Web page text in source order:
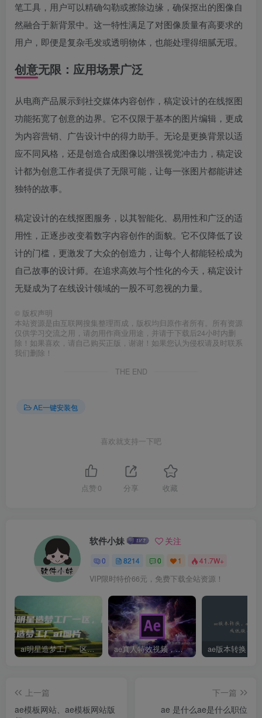
笔工具，用户可以精确勾勒或擦除边缘，确保抠出的图像自
然融合于新背景中。这一特性满足了对图像质量有高要求的
用户，即便是复杂毛发或透明物体，也能处理得细腻无瑕。
创意无限：应用场景广泛
从电商产品展示到社交媒体内容创作，稿定设计的在线抠图
功能拓宽了创意的边界。它不仅限于基本的图片编辑，更成
为内容营销、广告设计中的得力助手。无论是更换背景以适
应不同风格，还是创造合成图像以增强视觉冲击力，稿定设
计都为创意工作者提供了无限可能，让每一张图片都能讲述
独特的故事。
稿定设计的在线抠图服务，以其智能化、易用性和广泛的适
用性，正逐步改变着数字内容创作的面貌。它不仅降低了设
计的门槛，更激发了大众的创造力，让每个人都能轻松成为
自己故事的设计师。在追求高效与个性化的今天，稿定设计
无疑成为了在线设计领域的一股不可忽视的力量。
© 版权声明
本站资源是由互联网搜集整理而成，版权均归原作者所有。所有资源
仅供学习交流之用，请勿用作商业用途，并请于下载后24小时内删
除！如果喜欢，请自己购买正版，谢谢！如果您认为侵权请及时联系
我们删除！
THE END
AE一键安装包
喜欢就支持一下吧
点赞 0 分享 收藏
软件小妹 关注
0 8214 0 1 41.7W+
VIP限时特价66元，免费下载全站资源！
ai明星造梦工厂一区，明星造梦工厂ai图片 ae真人特效视频，大学生第一次做ppt怎么做
上一篇
ae模板网站、ae模板网站版
下一篇
ae 是什么ae是什么职位